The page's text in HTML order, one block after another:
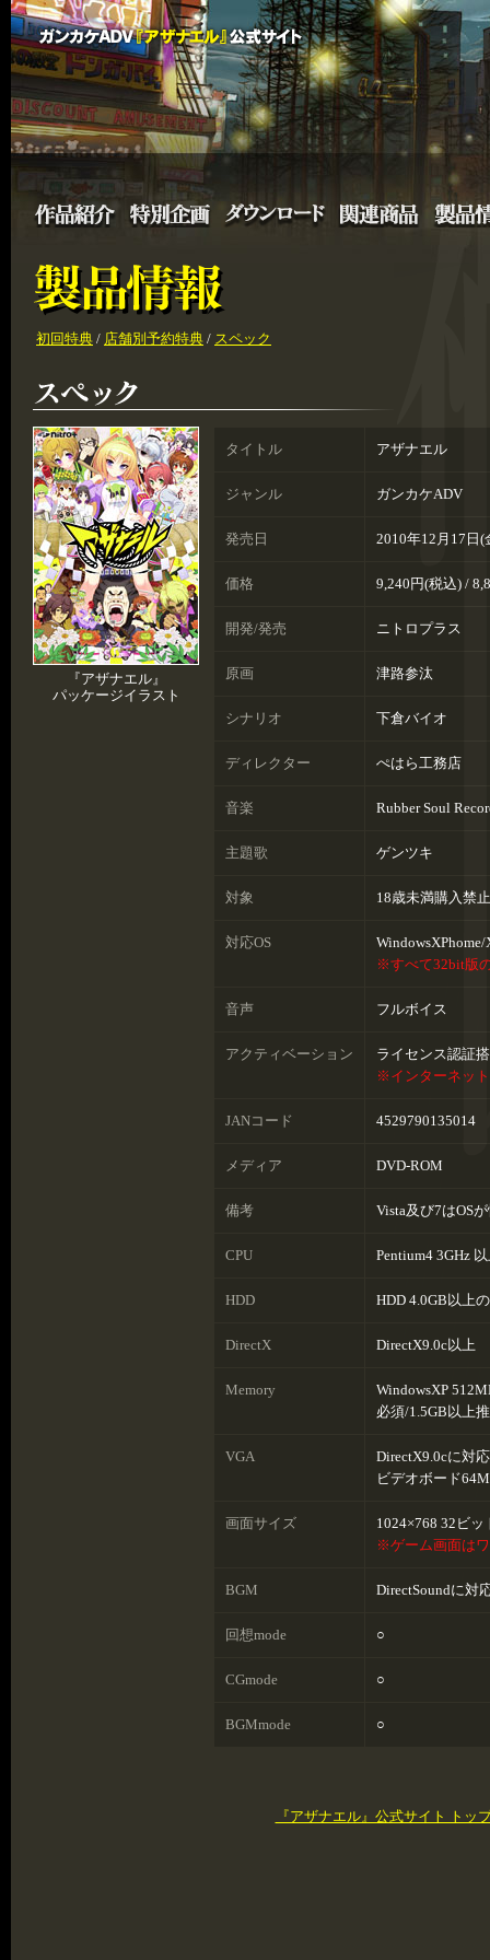
初回特典 / 店舗別予約特典 / スペック
『アザナエル』
パッケージイラスト
タイトル アザナエル
ジャンル ガンカケADV
発売日 2010年12月17日(
価格 9,240円(税込) /
開発/発売 ニトロプラス
原画 津路参汰
シナリオ 下倉バイオ
ディレクター ぺはら工務店
音楽 Rubber Soul
主題歌 ゲンツキ
対象 18歳未満購入禁止
対応OS
※すべて32bit版
音声 フルボイス
アクティベーション
ライセンス認証
※インターネッ
JANコード 4529790135014
メディア DVD-ROM
備考 Vista及び7はOS
CPU Pentium4 3GHz
HDD HDD 4.0GB以上
DirectX DirectX9.0c以上
Memory
WindowsXP
必須/1.5GB以上
VGA
DirectX9.0cに対
ビデオボード
画面サイズ
1024×768 32ビッ
※ゲーム画面は
BGM DirectSoundに対
回想mode ○
CGmode ○
BGMmode ○
『アザナエル』公式サイト トッ